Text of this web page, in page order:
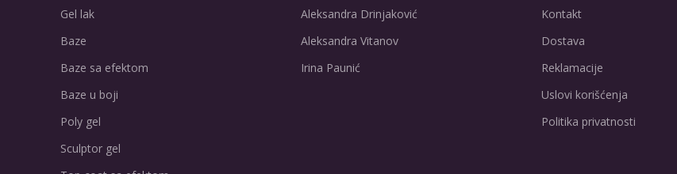
Gel lak
Baze
Baze sa efektom
Baze u boji
Poly gel
Sculptor gel
Aleksandra Drinjaković
Aleksandra Vitanov
Irina Paunić
Kontakt
Dostava
Reklamacije
Uslovi korišćenja
Politika privatnosti